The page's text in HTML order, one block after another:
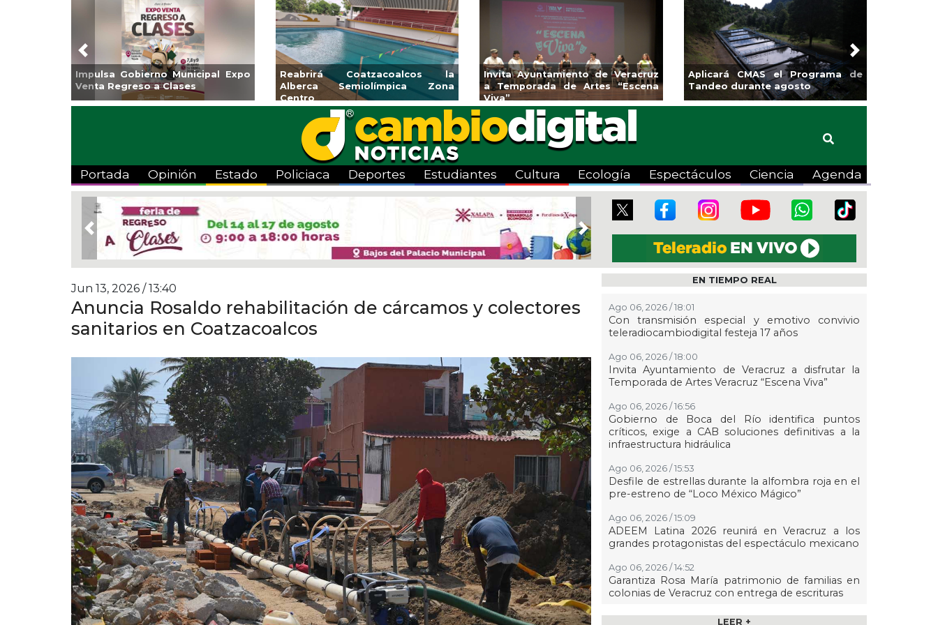
Guarniciones y banquetas para la
colonia El Mango en Pánuco
Emprendedores de Xalapa
exponen en Mercadito
Bicentenario
Coatzacoalcos impulsa la
halterofilia con la Copa Coyote
2026
Continúa Coatza Vive el Verano
2026 con cine, actividades
lúdicas y expo
Previous Next
Portada Opinión Estado Policiaca Deportes Estudiantes Cultura Ecología Espectáculos Ciencia Agenda
Previous Next
Jun 13, 2026 / 13:40
Anuncia Rosaldo rehabilitación de cárcamos y colectores
sanitarios en Coatzacoalcos
EN TIEMPO REAL
Ago 06, 2026 / 18:01
Con transmisión especial y emotivo convivio
teleradiocambiodigital festeja 17 años
Ago 06, 2026 / 18:00
Invita Ayuntamiento de Veracruz a disfrutar la
Temporada de Artes Veracruz “Escena Viva”
Ago 06, 2026 / 16:56
Gobierno de Boca del Río identifica puntos
críticos, exige a CAB soluciones definitivas a la
infraestructura hidráulica
Ago 06, 2026 / 15:53
Desfile de estrellas durante la alfombra roja en el
pre-estreno de “Loco México Mágico”
Ago 06, 2026 / 15:09
ADEEM Latina 2026 reunirá en Veracruz a los
grandes protagonistas del espectáculo mexicano
Ago 06, 2026 / 14:52
Garantiza Rosa María patrimonio de familias en
colonias de Veracruz con entrega de escrituras
Ago 06, 2026 / 14:45 LEER +